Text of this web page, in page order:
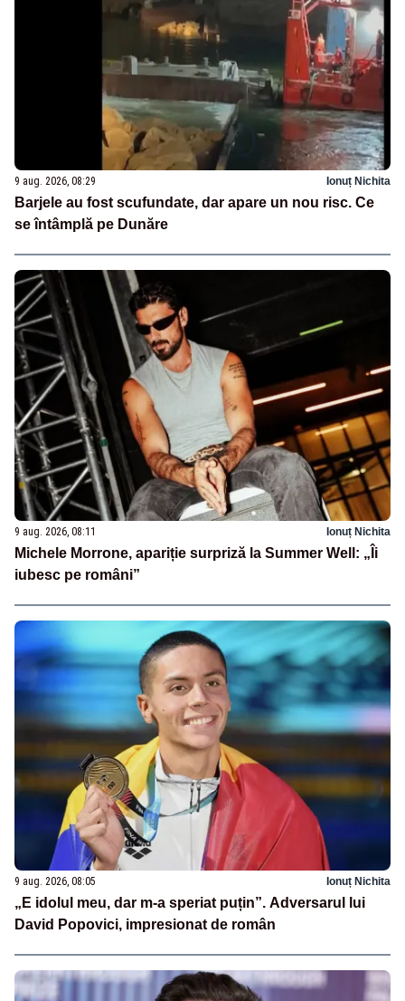
9 aug. 2026, 08:29 Ionuț Nichita
Barjele au fost scufundate, dar apare un nou risc. Ce
se întâmplă pe Dunăre
9 aug. 2026, 08:11 Ionuț Nichita
Michele Morrone, apariție surpriză la Summer Well: „Îi
iubesc pe români”
9 aug. 2026, 08:05 Ionuț Nichita
„E idolul meu, dar m-a speriat puțin”. Adversarul lui
David Popovici, impresionat de român